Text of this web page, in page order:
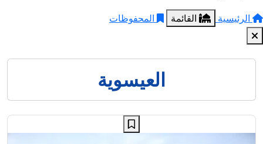
الرئيسية
القائمة المحفوظات
العيسوية